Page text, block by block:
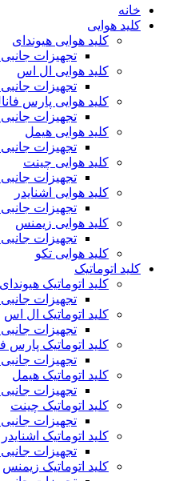
خانه
کلید هوایی
کلید هوایی هیوندای
تجهیزات جانبی
کلید هوایی ال اس
تجهیزات
کلید هوایی پارس
تجهیزات
کلید هوایی هیمل
تجهیزات
کلید هوایی چینت
تجهیزات
کلید هوایی اشنایدر
تجهیزات جانبی
کلید هوایی زیمنس
تجهیزات
کلید هوایی تکو
کلید اتوماتیک
کلید اتوماتیک هیوندای
تجهیزات جانبی
کلید اتوماتیک ال اس
تجهیزات
کلید اتوماتیک پارس
تجهیزات
کلید اتوماتیک هیمل
تجهیزات جانبی
کلید اتوماتیک چینت
تجهیزات
کلید اتوماتیک اشنایدر
تجهیزات جانبی
کلید اتوماتیک زیمنس